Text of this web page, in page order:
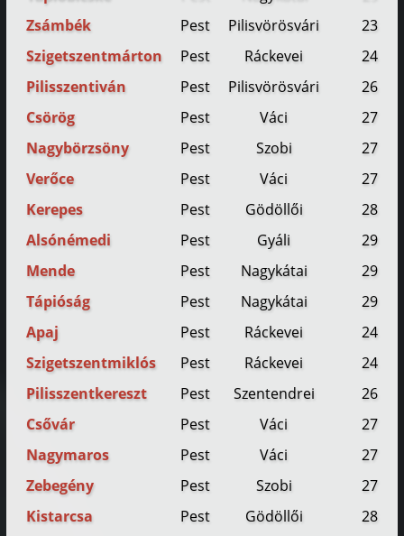
Zsámbék
Pest Pilisvörösvári
23
Szigetszentmárton
Pest Ráckevei
24
Pilisszentiván
Pest Pilisvörösvári
26
Csörög
Pest Váci
27
Nagybörzsöny
Pest Szobi
27
Verőce
Pest Váci
27
Kerepes
Pest Gödöllői
28
Alsónémedi
Pest Gyáli
29
Mende
Pest Nagykátai
29
Tápióság
Pest Nagykátai
29
Apaj
Pest Ráckevei
24
Szigetszentmiklós
Pest Ráckevei
24
Pilisszentkereszt
Pest Szentendrei
26
Csővár
Pest Váci
27
Nagymaros
Pest Váci
27
Zebegény
Pest Szobi
27
Kistarcsa
Pest Gödöllői
28